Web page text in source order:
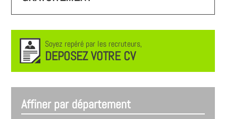
Soyez repéré par les recruteurs,
DEPOSEZ VOTRE CV
Affiner par département